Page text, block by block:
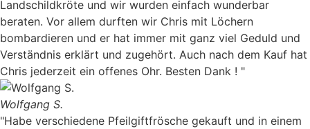
Landschildkröte und wir wurden einfach wunderbar
beraten. Vor allem durften wir Chris mit Löchern
bombardieren und er hat immer mit ganz viel Geduld und
Verständnis erklärt und zugehört. Auch nach dem Kauf hat
Chris jederzeit ein offenes Ohr. Besten Dank ! "
Wolfgang S.
"Habe verschiedene Pfeilgiftfrösche gekauft und in einem